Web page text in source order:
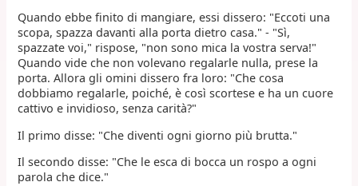
Quando ebbe finito di mangiare, essi dissero: "Eccoti una
scopa, spazza davanti alla porta dietro casa." - "Sì,
spazzate voi," rispose, "non sono mica la vostra serva!"
Quando vide che non volevano regalarle nulla, prese la
porta. Allora gli omini dissero fra loro: "Che cosa
dobbiamo regalarle, poiché, è così scortese e ha un cuore
cattivo e invidioso, senza carità?"
Il primo disse: "Che diventi ogni giorno più brutta."
Il secondo disse: "Che le esca di bocca un rospo a ogni
parola che dice."